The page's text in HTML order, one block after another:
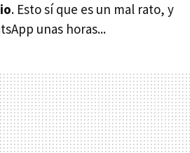
. Esto sí que es un mal rato, y
unas horas...